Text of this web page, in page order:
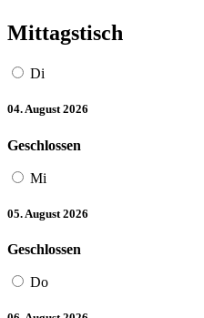
Mittagstisch
Di
04. August 2026
Geschlossen
Mi
05. August 2026
Geschlossen
Do